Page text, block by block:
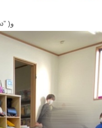
枚数が少なくなるにつれてどんどんスピードアップ！！٩( ”ω” )و